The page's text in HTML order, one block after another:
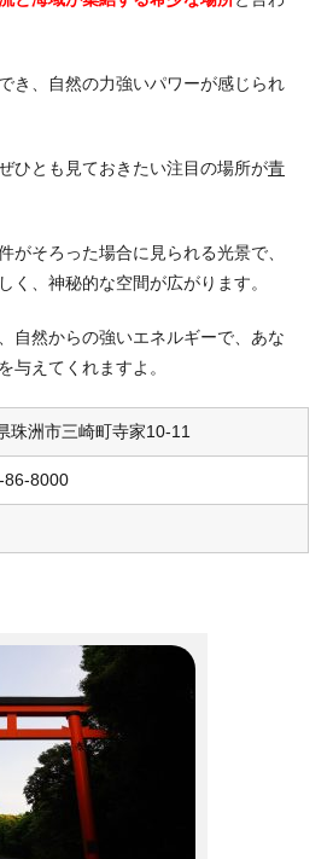
き、自然の力強いパワーが感じられ
ひとも見ておきたい注目の場所が青
がそろった場合に見られる光景で、
く、神秘的な空間が広がります。
自然からの強いエネルギーで、あな
与えてくれますよ。
珠洲市三崎町寺家10-11
86-8000